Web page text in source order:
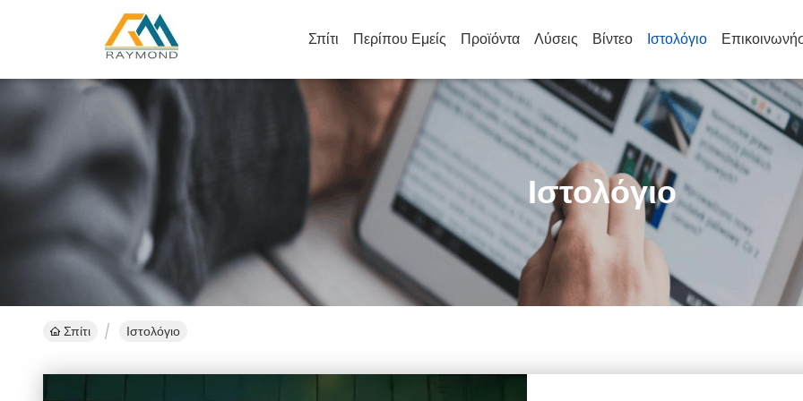
Σπίτι Περίπου Εμείς Προϊόντα Λύσεις Βίντεο Ιστολόγιο
Ιστολόγιο
Σπίτι Ιστολόγιο